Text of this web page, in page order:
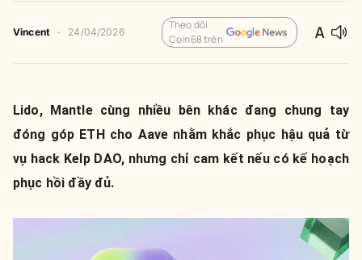
Vincent - 24/04/2026
Theo dõi
Coin68 trên
Lido, Mantle cùng nhiều bên khác đang chung tay
đóng góp ETH cho Aave nhằm khắc phục hậu quả từ
vụ hack Kelp DAO, nhưng chỉ cam kết nếu có kế hoạch
phục hồi đầy đủ.